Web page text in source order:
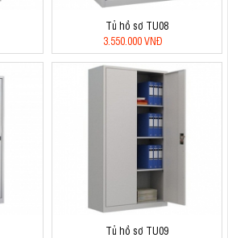
Tủ hồ sơ TU08
3.550.000 VNĐ
Tủ hồ sơ TU09